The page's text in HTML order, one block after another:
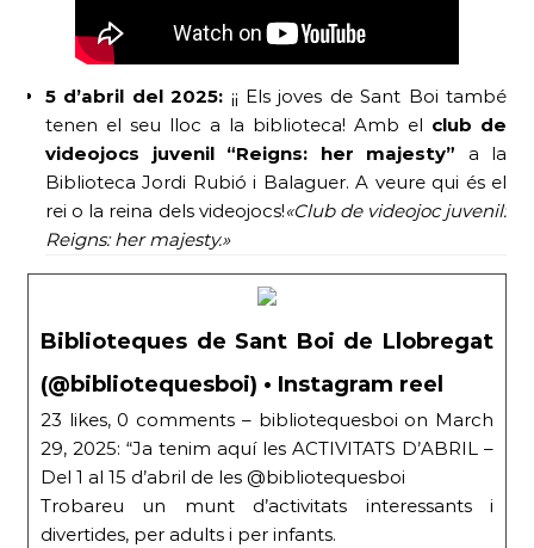
5 d’abril del 2025: ¡¡ Els joves de Sant Boi també
tenen el seu lloc a la biblioteca! Amb el club de
videojocs juvenil “Reigns: her majesty” a la
Biblioteca Jordi Rubió i Balaguer. A veure qui és el
rei o la reina dels videojocs!«Club de videojoc juvenil:
Reigns: her majesty.»
Biblioteques de Sant Boi de Llobregat
(@bibliotequesboi) • Instagram reel
23 likes, 0 comments – bibliotequesboi on March
29, 2025: “Ja tenim aquí les ACTIVITATS D’ABRIL –
Del 1 al 15 d’abril de les @bibliotequesboi
Trobareu un munt d’activitats interessants i
divertides, per adults i per infants.